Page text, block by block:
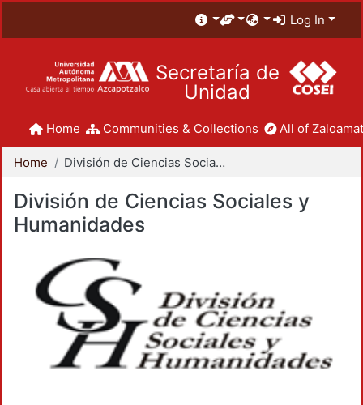
Log In
Secretaría de
Unidad
Home Communities & Collections All of
Home División de Ciencias Sociales y Humanidades
División de Ciencias Sociales y
Humanidades